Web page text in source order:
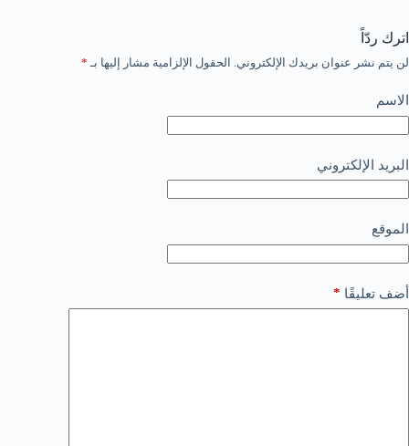
اترك ردّاً
لن يتم نشر عنوان بريدك الإلكتروني. الحقول الإلزامية مشار إليها بـ *
الاسم
البريد الإلكتروني
الموقع
أضف تعليقًا *